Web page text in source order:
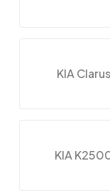
KIA Clarus
KIA